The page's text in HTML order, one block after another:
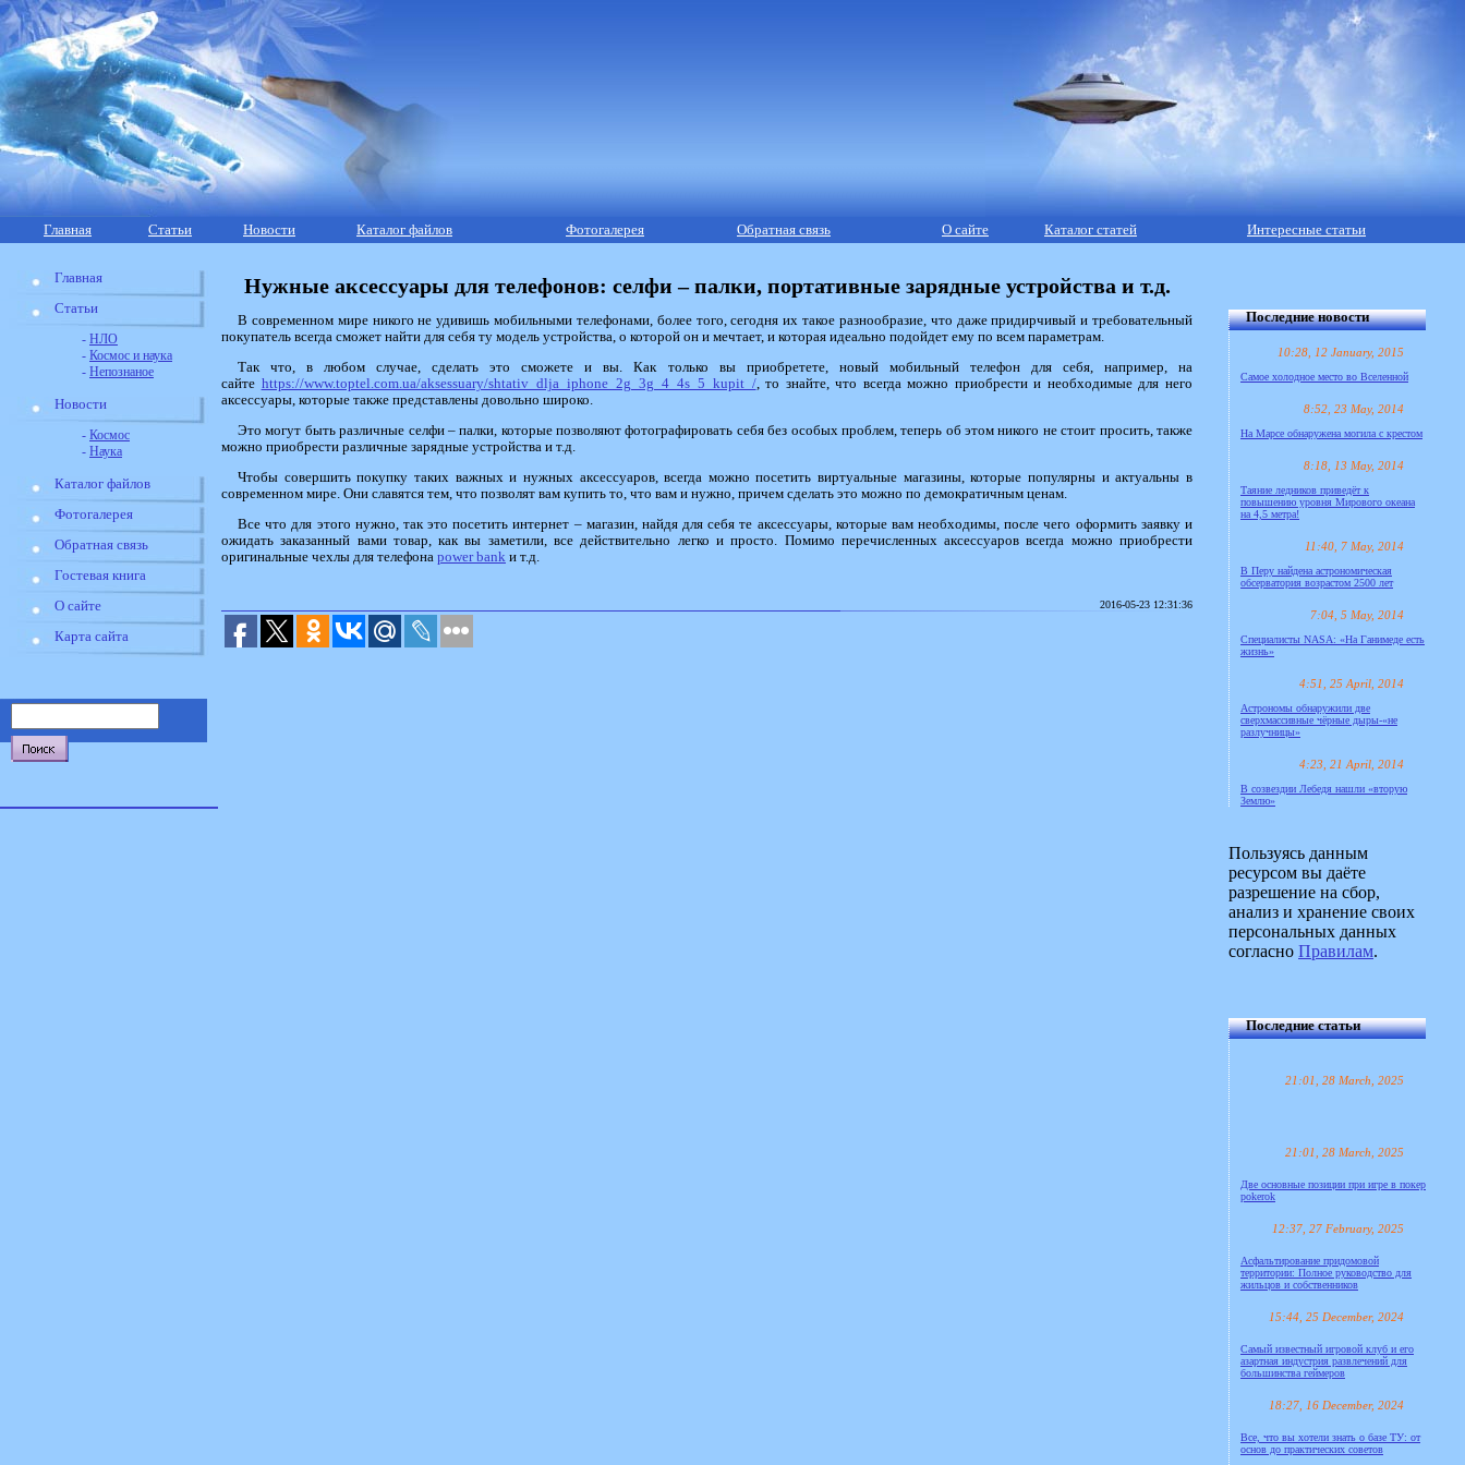
Главная Статьи Новости Каталог файлов Фотогалерея Обратная связь О сайте Каталог статей Интересные статьи
Главная
Статьи
- НЛО
- Космос и наука
- Непознаное
Новости
- Космос
- Наука
Каталог файлов
Фотогалерея
Обратная связь
Гостевая книга
О сайте
Карта сайта
Нужные аксессуары для телефонов: селфи – палки, портативные зарядные устройства и т.д.
В современном мире никого не удивишь мобильными телефонами, более того, сегодня их такое разнообразие, что даже придирчивый и требовательный
покупатель всегда сможет найти для себя ту модель устройства, о которой он и мечтает, и которая идеально подойдет ему по всем параметрам.
Так что, в любом случае, сделать это сможете и вы. Как только вы приобретете, новый мобильный телефон для себя, например, на
сайте https://www.toptel.com.ua/aksessuary/shtativ_dlja_iphone_2g_3g_4_4s_5_kupit_/, то знайте, что всегда можно приобрести и необходимые для него
аксессуары, которые также представлены довольно широко.
Это могут быть различные селфи – палки, которые позволяют фотографировать себя без особых проблем, теперь об этом никого не стоит просить, также
можно приобрести различные зарядные устройства и т.д.
Чтобы совершить покупку таких важных и нужных аксессуаров, всегда можно посетить виртуальные магазины, которые популярны и актуальны в
современном мире. Они славятся тем, что позволят вам купить то, что вам и нужно, причем сделать это можно по демократичным ценам.
Все что для этого нужно, так это посетить интернет – магазин, найдя для себя те аксессуары, которые вам необходимы, после чего оформить заявку и
ожидать заказанный вами товар, как вы заметили, все действительно легко и просто. Помимо перечисленных аксессуаров всегда можно приобрести
оригинальные чехлы для телефона power bank и т.д.
2016-05-23 12:31:36
Последние новости
10:28, 12 January, 2015
Самое холодное место во Вселенной
8:52, 23 May, 2014
На Марсе обнаружена могила с крестом
8:18, 13 May, 2014
Таяние ледников приведёт к
повышению уровня Мирового океана
на 4,5 метра!
11:40, 7 May, 2014
В Перу найдена астрономическая
обсерватория возрастом 2500 лет
7:04, 5 May, 2014
Специалисты NASA: «На Ганимеде есть
жизнь»
4:51, 25 April, 2014
Астрономы обнаружили две
сверхмассивные чёрные дыры-«не
разлучницы»
4:23, 21 April, 2014
В созвездии Лебедя нашли «вторую
Землю»
Пользуясь данным
ресурсом вы даёте
разрешение на сбор,
анализ и хранение своих
персональных данных
согласно Правилам.
Последние статьи
21:01, 28 March, 2025
21:01, 28 March, 2025
Две основные позиции при игре в покер
pokerok
12:37, 27 February, 2025
Асфальтирование придомовой
территории: Полное руководство для
жильцов и собственников
15:44, 25 December, 2024
Самый известный игровой клуб и его
азартная индустрия развлечений для
большинства геймеров
18:27, 16 December, 2024
Все, что вы хотели знать о базе ТУ: от
основ до практических советов